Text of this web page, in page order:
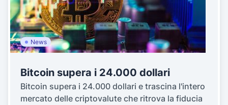
News
Bitcoin supera i 24.000 dollari
Bitcoin supera i 24.000 dollari e trascina l'intero
mercato delle criptovalute che ritrova la fiducia